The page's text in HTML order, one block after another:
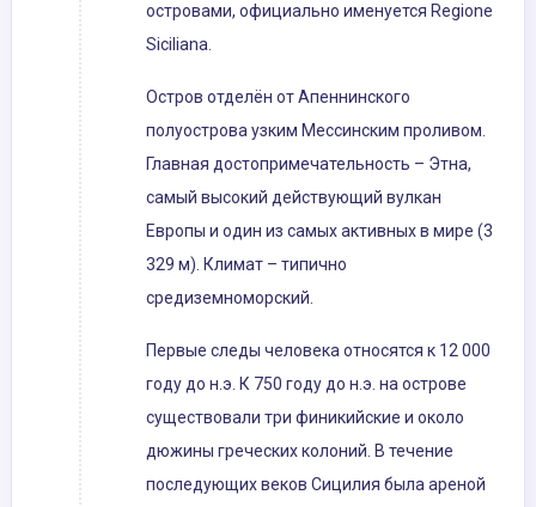
островами, официально именуется Regione
Siciliana.
Остров отделён от Апеннинского
полуострова узким Мессинским проливом.
Главная достопримечательность – Этна,
самый высокий действующий вулкан
Европы и один из самых активных в мире (3
329 м). Климат – типично
средиземноморский.
Первые следы человека относятся к 12 000
году до н.э. К 750 году до н.э. на острове
существовали три финикийские и около
дюжины греческих колоний. В течение
последующих веков Сицилия была ареной